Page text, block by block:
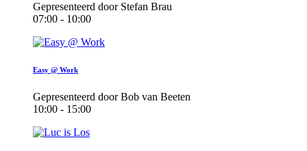
Gepresenteerd door Stefan Brau
07:00 - 10:00
Easy @ Work
Gepresenteerd door Bob van Beeten
10:00 - 15:00